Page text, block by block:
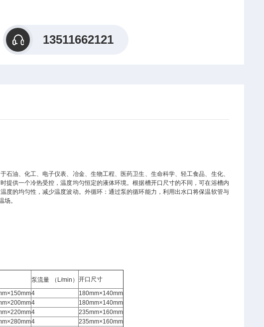
13511662121
油、化工、电子仪表、冶金、生物工程、医药卫生、生命科学、轻工食品、生化、
供一个冷热受控，温度均匀恒定的液体环境。根据槽开口尺寸的不同，可在浴槽内
的均匀性，减少温度波动。外循环：通过泵的循环能力，利用出水口将保温软管与
场。
泵流量 （ L/min ） 开口尺寸
4
180mm×140mm
4
180mm×140mm
4
235mm×160mm
4
235mm×160mm